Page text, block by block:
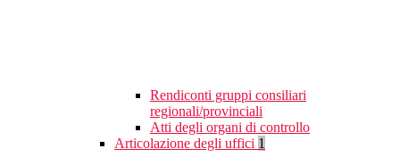
Rendiconti gruppi consiliari
regionali/provinciali
Atti degli organi di controllo
Articolazione degli uffici 1